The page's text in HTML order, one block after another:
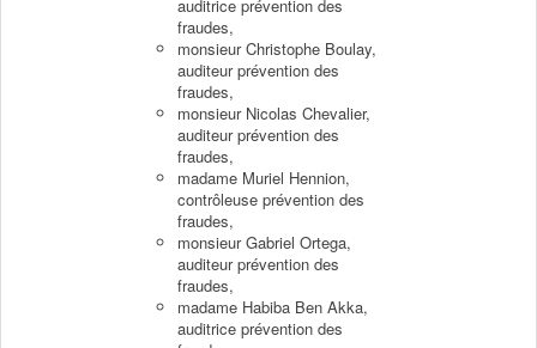
auditrice prévention des
fraudes,
monsieur Christophe Boulay,
auditeur prévention des
fraudes,
monsieur Nicolas Chevalier,
auditeur prévention des
fraudes,
madame Muriel Hennion,
contrôleuse prévention des
fraudes,
monsieur Gabriel Ortega,
auditeur prévention des
fraudes,
madame Habiba Ben Akka,
auditrice prévention des